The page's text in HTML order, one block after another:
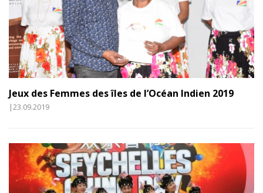
Jeux des Femmes des îles de l’Océan Indien 2019
|23.09.2019